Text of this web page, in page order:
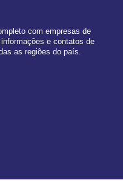
com empresas de
e contatos de
as regiões do país.